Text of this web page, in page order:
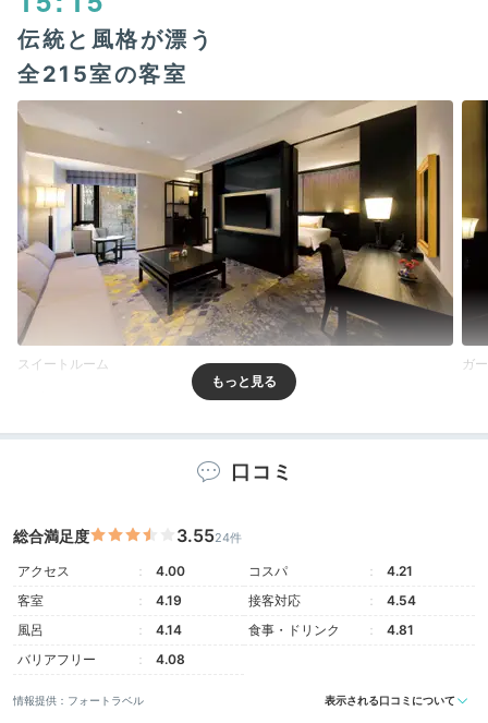
伝統と風格が漂う
全215室の客室
スイートルーム ガ
客室は66㎡ある「スイートルーム」や中庭が見える
ドボードや九谷焼の茶器、加賀棒茶といった金沢ならで
「ガーデンツイン」のお部屋に泊まりました。中庭の見
す。
口コミ
総合満足度 3.5524件
アクセス 4.00 コスパ
4.21
客室
4.19 接客対応
4.54
風呂
4.14 食事・ドリンク
4.81
バリアフリー
4.08
情報提供：フォートラベル 表示される口コミについて